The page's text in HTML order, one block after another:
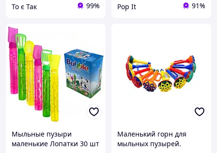
То є Так 99% Pop It 91%
Мыльные пузыри
маленькие Лопатки 30 шт
Маленький горн для
мыльных пузырей.